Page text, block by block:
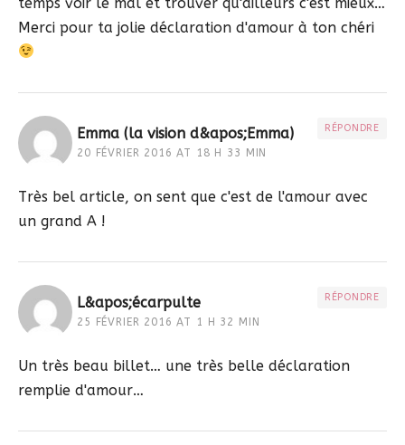
Merci pour ta jolie déclaration d'amour à ton chéri
Emma (la vision d&apos;Emma)
20 FÉVRIER 2016 AT 18 H 33 MIN
RÉPONDRE
Très bel article, on sent que c'est de l'amour avec
un grand A !
L&apos;écarpulte
25 FÉVRIER 2016 AT 1 H 32 MIN
RÉPONDRE
Un très beau billet… une très belle déclaration
remplie d'amour…